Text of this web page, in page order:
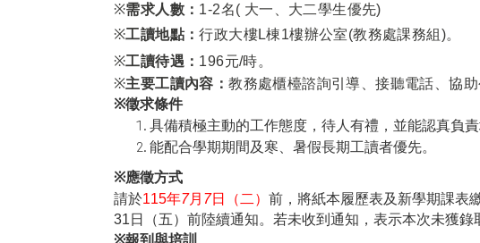
※需求人數： 1-2名( 大一、大二學生優先)
※工讀地點：行政大樓L棟1樓辦公室(教務處課務組 )。
※工讀待遇： 196元/時。
※主要工讀內容：教務處櫃檯諮詢引導、接聽電話、協
※徵求條件
具備積極主動的工作態度，待人有禮，並能認真負責
能配合學期期間及寒、暑假長期工讀者優先。
※應徵方式
請於115年7月 7日（二） 前，將紙本履歷表及新學期課表
31 日（五）前陸續通知。若未收到通知，表示本次未獲
※報到與培訓